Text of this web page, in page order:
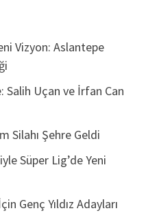
Vizyon: Aslantepe
Salih Uçan ve İrfan Can
Silahı Şehre Geldi
Süper Lig’de Yeni
Genç Yıldız Adayları